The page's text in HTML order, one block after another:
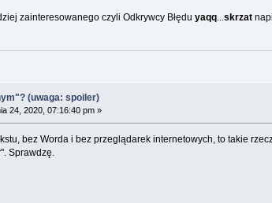
zainteresowanego czyli Odkrywcy Błędu yaqq... skrzat
(uwaga: spoiler)
24, 2020, 07:16:40 pm »
bez Worda i bez przeglądarek internetowych, to takie
Sprawdzę.